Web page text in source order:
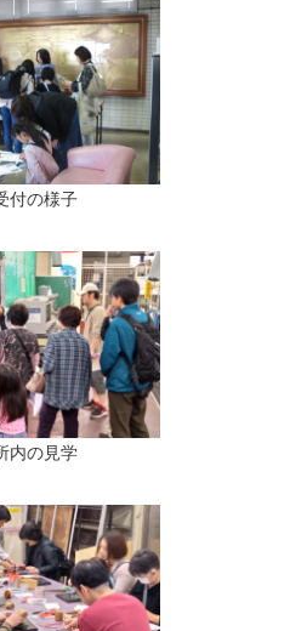
付の様子
内の見学